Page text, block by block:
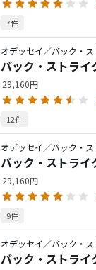
7件
オデッセイ／バック・
バック・ストライ
29,160円
12件
オデッセイ／バック・
バック・ストラ
29,160円
9件
オデッセイ／バック・
バック・ストライ